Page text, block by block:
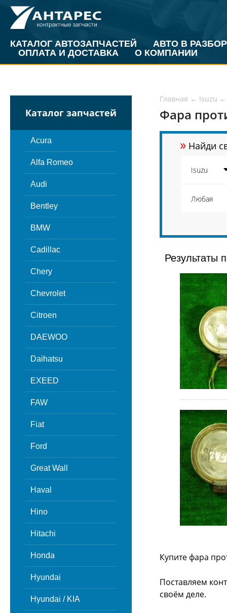
КАТАЛОГ АВТОЗАПЧАСТЕЙ
АВТО В РАЗБОР
ОПЛАТА И ДОСТАВКА
О КОМПАНИИ
Каталог запчастей
Acura
Alfa Romeo
Audi
Bentley
BMW
Cadillac
Chery
Chevrolet
Citroen
DAEWOO
Daihatsu
EXEED
FAW
Fiat
Ford
Great Wall
Haval
Hino
Hitachi
Honda
Hyundai
Hyundai / KIA
Главная ← Isuzu ←
Фара
» Найди
Результаты
Купите фара
Поставляем
своём деле.